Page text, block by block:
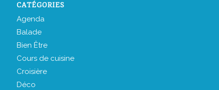
CATÉGORIES
Agenda
Balade
Bien Être
Cours de cuisine
Croisière
Déco